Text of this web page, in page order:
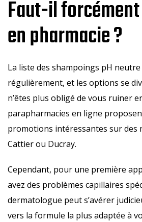
Faut-il
en pharmacie ?
La liste des shampoings pH neutre
régulièrement, et les options se
n’êtes plus obligé de vous ruiner
parapharmacies en ligne
promotions intéressantes sur des
Cattier ou Ducray.
Cependant, pour une première
avez des problèmes capillaires
dermatologue peut s’avérer
vers la formule la plus adaptée à